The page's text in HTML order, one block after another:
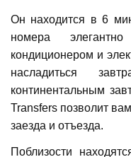
Он находится в 6
номера
кондиционером и
насладиться
континентальным
Transfers позволит
заезда и отъезда.
Поблизости